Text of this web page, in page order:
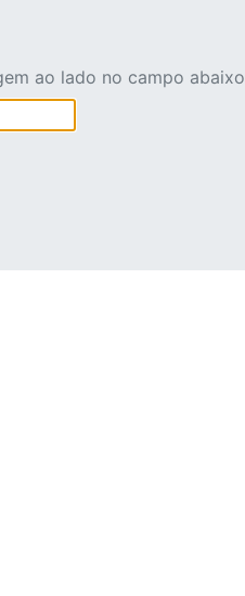
ao lado no campo abaixo